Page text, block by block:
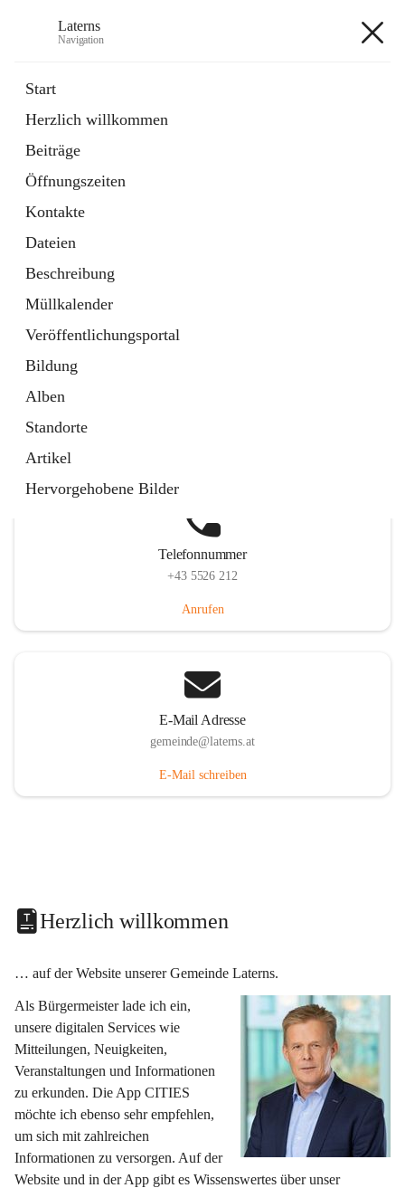
Laterns
Navigation
Start
Herzlich willkommen
Beiträge
Öffnungszeiten
Kontakte
Dateien
Beschreibung
Müllkalender
Veröffentlichungsportal
Bildung
Alben
Standorte
Artikel
Hervorgehobene Bilder
11 Schnellzugriffe
Soziales
1 Schnellzugriff
Telefonnummer
+43 5526 212
Anrufen
E-Mail Adresse
gemeinde@laterns.at
E-Mail schreiben
Herzlich willkommen
… auf der Website unserer Gemeinde Laterns.
Als Bürgermeister lade ich ein,
unsere digitalen Services wie
Mitteilungen, Neuigkeiten,
Veranstaltungen und Informationen
zu erkunden. Die App CITIES
möchte ich ebenso sehr empfehlen,
um sich mit zahlreichen
Informationen zu versorgen. Auf der
Website und in der App gibt es Wissenswertes über unser